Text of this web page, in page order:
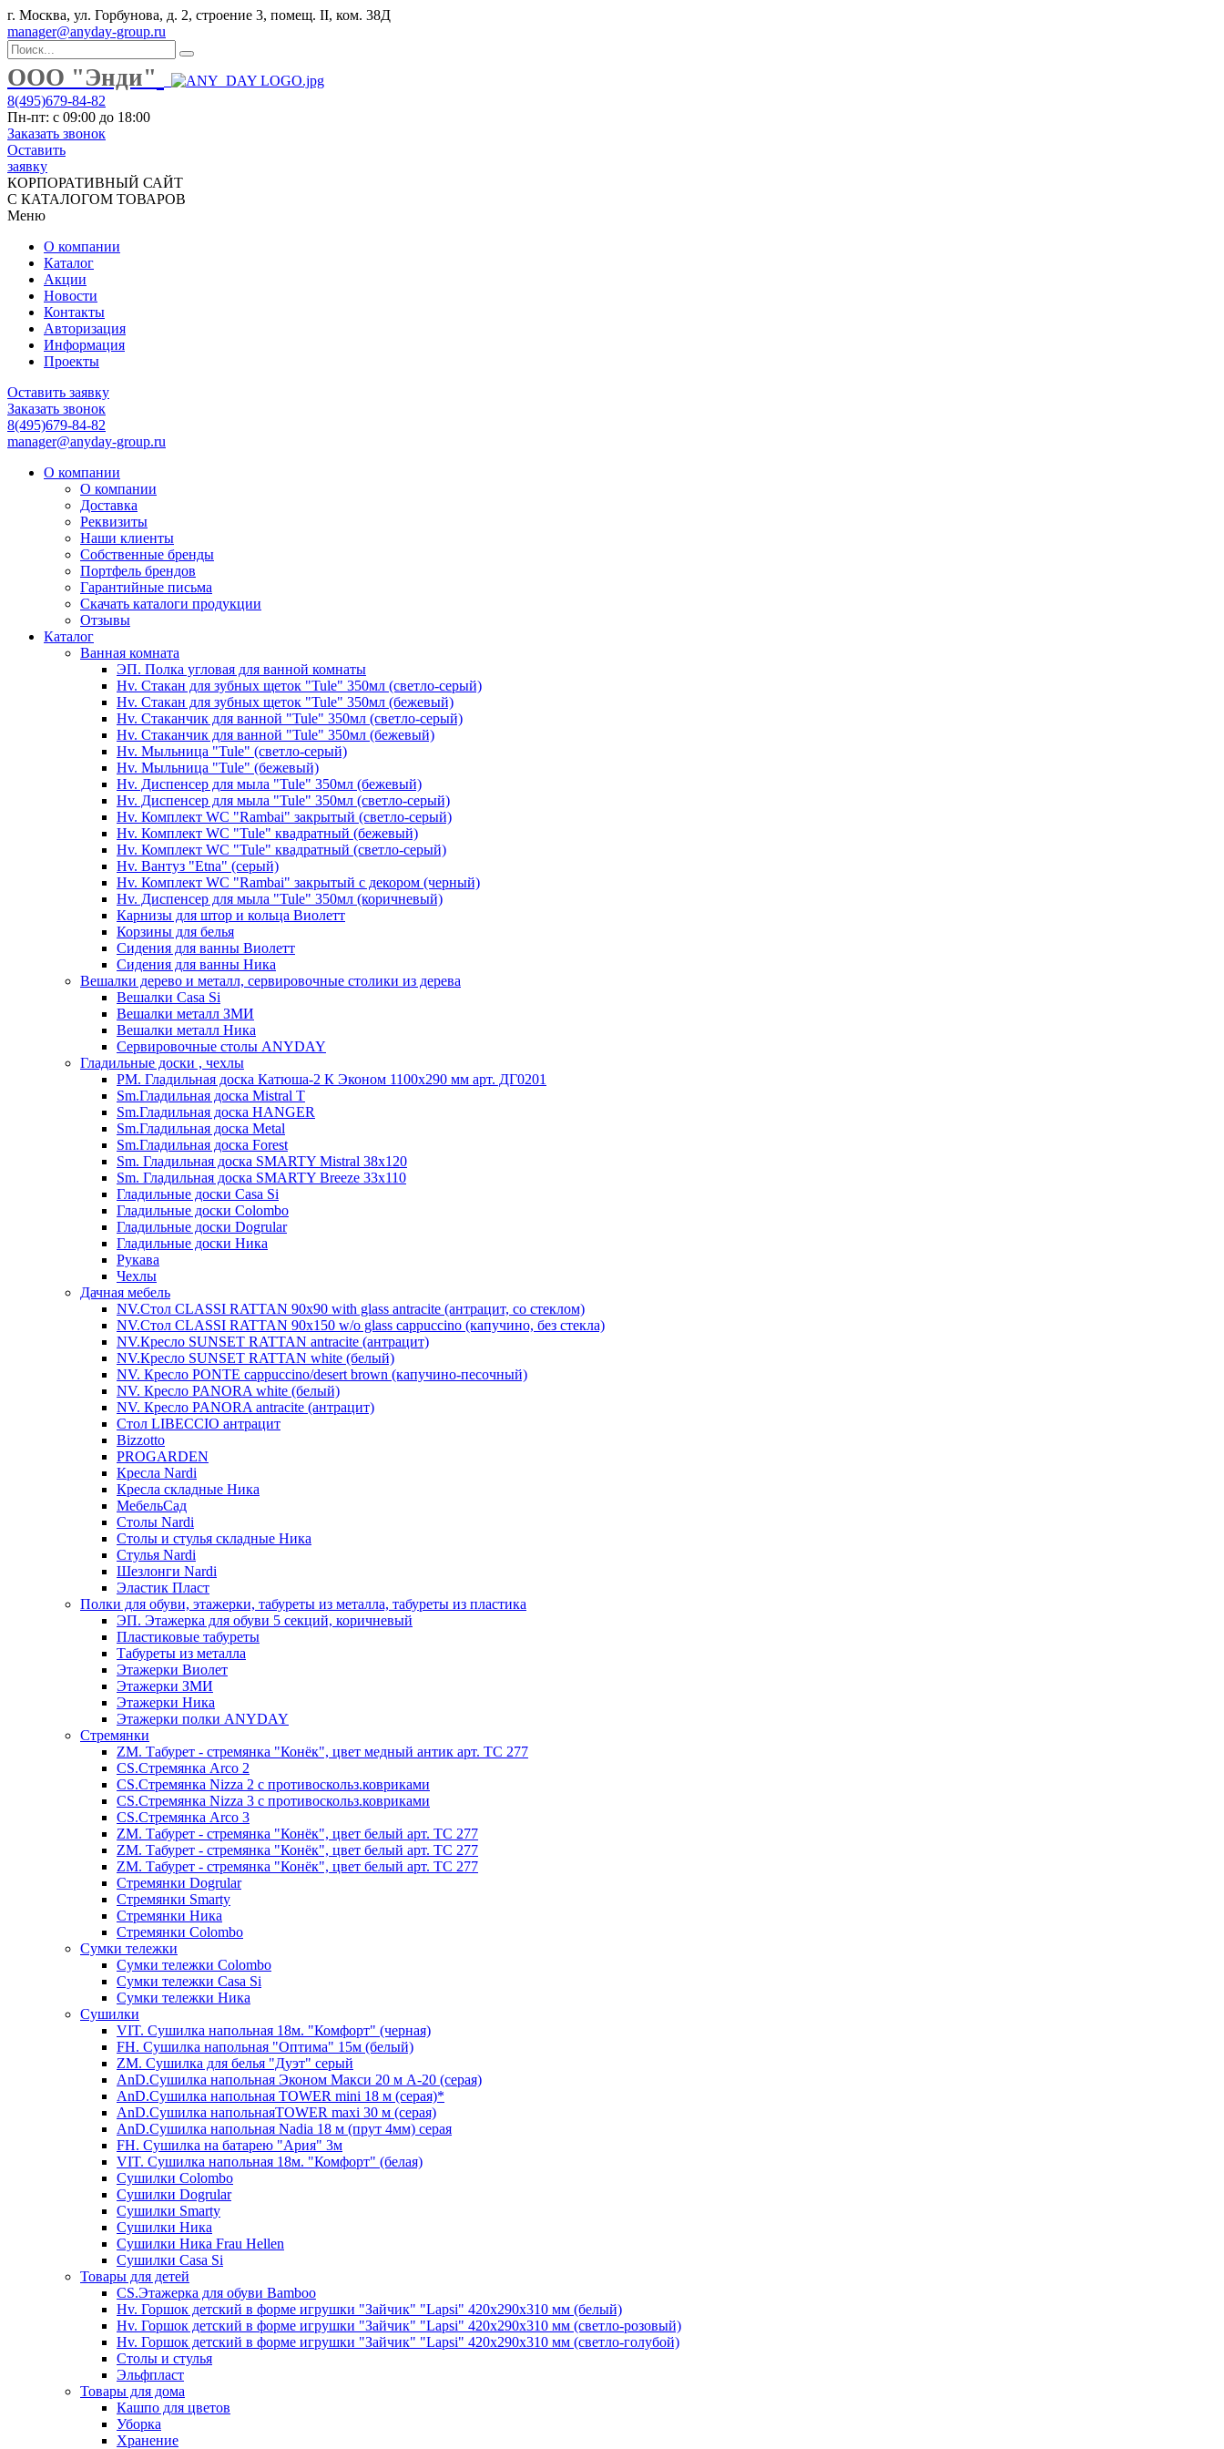
г. Москва, ул. Горбунова, д. 2, строение 3, помещ. II, ком. 38Д
manager@anyday-group.ru
ООО "Энди"
8(495)679-84-82
Пн-пт: с 09:00 до 18:00
Заказать звонок
Оставить
заявку
КОРПОРАТИВНЫЙ САЙТ
С КАТАЛОГОМ ТОВАРОВ
Меню
О компании
Каталог
Акции
Новости
Контакты
Авторизация
Информация
Проекты
Оставить заявку
Заказать звонок
8(495)679-84-82
manager@anyday-group.ru
О компании
О компании
Доставка
Реквизиты
Наши клиенты
Собственные бренды
Портфель брендов
Гарантийные письма
Скачать каталоги продукции
Отзывы
Каталог
Ванная комната
ЭП. Полка угловая для ванной комнаты
Hv. Стакан для зубных щеток "Tule" 350мл (светло-серый)
Hv. Стакан для зубных щеток "Tule" 350мл (бежевый)
Hv. Стаканчик для ванной "Tule" 350мл (светло-серый)
Hv. Стаканчик для ванной "Tule" 350мл (бежевый)
Hv. Мыльница "Tule" (светло-серый)
Hv. Мыльница "Tule" (бежевый)
Hv. Диспенсер для мыла "Tule" 350мл (бежевый)
Hv. Диспенсер для мыла "Tule" 350мл (светло-серый)
Hv. Комплект WC "Rambai" закрытый (светло-серый)
Hv. Комплект WC "Tule" квадратный (бежевый)
Hv. Комплект WC "Tule" квадратный (светло-серый)
Hv. Вантуз "Etna" (серый)
Hv. Комплект WC "Rambai" закрытый с декором (черный)
Hv. Диспенсер для мыла "Tule" 350мл (коричневый)
Карнизы для штор и кольца Виолетт
Корзины для белья
Сидения для ванны Виолетт
Сидения для ванны Ника
Вешалки дерево и металл, сервировочные столики из дерева
Вешалки Casa Si
Вешалки металл ЗМИ
Вешалки металл Ника
Сервировочные столы ANYDAY
Гладильные доски , чехлы
PM. Гладильная доска Катюша-2 К Эконом 1100х290 мм арт. ДГ0201
Sm.Гладильная доска Mistral T
Sm.Гладильная доска HANGER
Sm.Гладильная доска Metal
Sm.Гладильная доска Forest
Sm. Гладильная доска SMARTY Mistral 38x120
Sm. Гладильная доска SMARTY Breeze 33х110
Гладильные доски Casa Si
Гладильные доски Colombo
Гладильные доски Dogrular
Гладильные доски Ника
Рукава
Чехлы
Дачная мебель
NV.Стол CLASSI RATTAN 90х90 with glass antracite (антрацит, со стеклом)
NV.Стол CLASSI RATTAN 90х150 w/o glass cappuccino (капучино, без стекла)
NV.Кресло SUNSET RATTAN antracite (антрацит)
NV.Кресло SUNSET RATTAN white (белый)
NV. Кресло PONTE cappuccino/desert brown (капучино-песочный)
NV. Кресло PANORA white (белый)
NV. Кресло PANORA antracite (антрацит)
Стол LIBECCIO антрацит
Bizzotto
PROGARDEN
Кресла Nardi
Кресла складные Ника
МебельСад
Столы Nardi
Столы и стулья складные Ника
Стулья Nardi
Шезлонги Nardi
Эластик Пласт
Полки для обуви, этажерки, табуреты из металла, табуреты из пластика
ЭП. Этажерка для обуви 5 секций, коричневый
Пластиковые табуреты
Табуреты из металла
Этажерки Виолет
Этажерки ЗМИ
Этажерки Ника
Этажерки полки ANYDAY
Стремянки
ZM. Табурет - стремянка "Конёк", цвет медный антик арт. ТС 277
CS.Стремянка Arco 2
CS.Стремянка Nizza 2 с противоскольз.ковриками
CS.Стремянка Nizza 3 с противоскольз.ковриками
CS.Стремянка Arco 3
ZM. Табурет - стремянка "Конёк", цвет белый арт. ТС 277
ZM. Табурет - стремянка "Конёк", цвет белый арт. ТС 277
ZM. Табурет - стремянка "Конёк", цвет белый арт. ТС 277
Стремянки Dogrular
Стремянки Smarty
Стремянки Ника
Стремянки Сolombo
Сумки тележки
Сумки тележки Colombo
Сумки тележки Сasa Si
Сумки тележки Ника
Сушилки
VIT. Сушилка напольная 18м. "Комфорт" (черная)
FH. Сушилка напольная "Оптима" 15м (белый)
ZM. Сушилка для белья "Дуэт" серый
AnD.Сушилка напольная Эконом Макси 20 м А-20 (серая)
AnD.Сушилка напольная TOWER mini 18 м (серая)*
AnD.Сушилка напольнаяTOWER maxi 30 м (серая)
AnD.Сушилка напольная Nadia 18 м (прут 4мм) серая
FH. Сушилка на батарею "Ария" 3м
VIT. Сушилка напольная 18м. "Комфорт" (белая)
Cушилки Colombo
Сушилки Dogrular
Сушилки Smarty
Сушилки Ника
Сушилки Ника Frau Hellen
Сушилки Сasa Si
Товары для детей
CS.Этажерка для обуви Bamboo
Hv. Горшок детский в форме игрушки "Зайчик" "Lapsi" 420х290х310 мм (белый)
Hv. Горшок детский в форме игрушки "Зайчик" "Lapsi" 420х290х310 мм (светло-розовый)
Hv. Горшок детский в форме игрушки "Зайчик" "Lapsi" 420х290х310 мм (светло-голубой)
Столы и стулья
Эльфпласт
Товары для дома
Кашпо для цветов
Уборка
Хранение